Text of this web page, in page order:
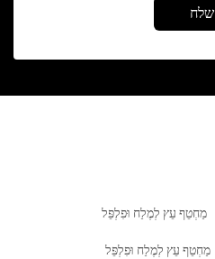
שלח
מַחְטֵף עֵץ לְמֶלַח וּפִלְפֵּל
מַחְטֵף עֵץ לְמֶלַח וּפִלְפֵּל